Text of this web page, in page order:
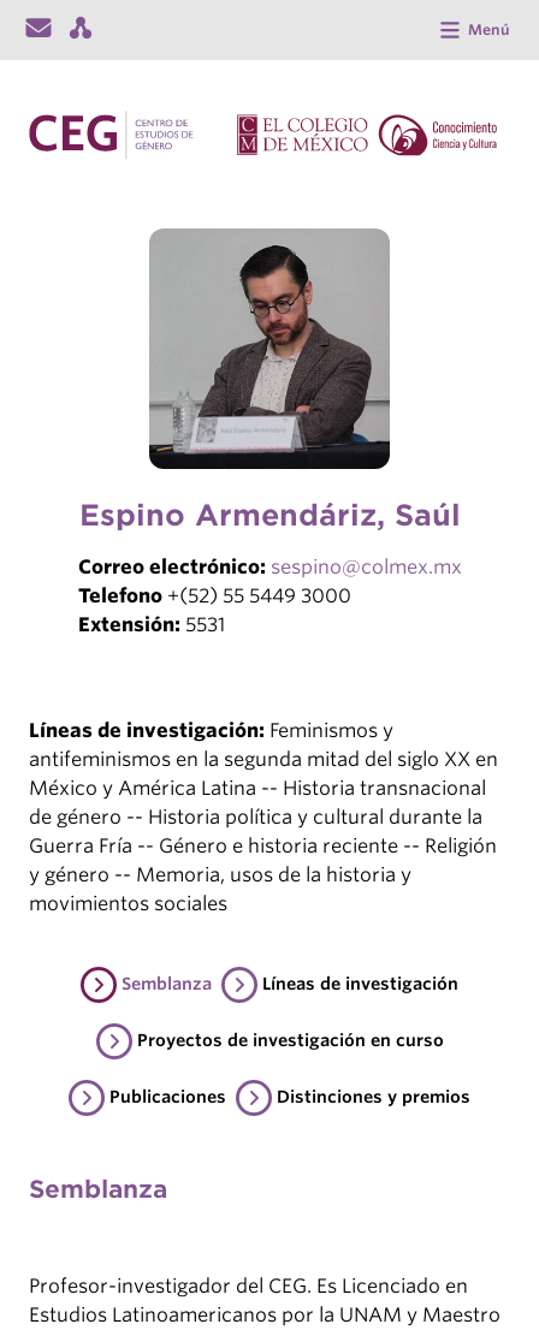
Menú
Espino Armendáriz, Saúl
Correo electrónico: sespino@colmex.mx
Telefono+(52) 55 5449 3000
Extensión: 5531
Líneas de investigación: Feminismos y
antifeminismos en la segunda mitad del siglo XX en
México y América Latina -- Historia transnacional
de género -- Historia política y cultural durante la
Guerra Fría -- Género e historia reciente -- Religión
y género -- Memoria, usos de la historia y
movimientos sociales
Semblanza Líneas de investigación
Proyectos de investigación en curso
Publicaciones Distinciones y premios
Semblanza
Profesor-investigador del CEG. Es Licenciado en
Estudios Latinoamericanos por la UNAM y Maestro